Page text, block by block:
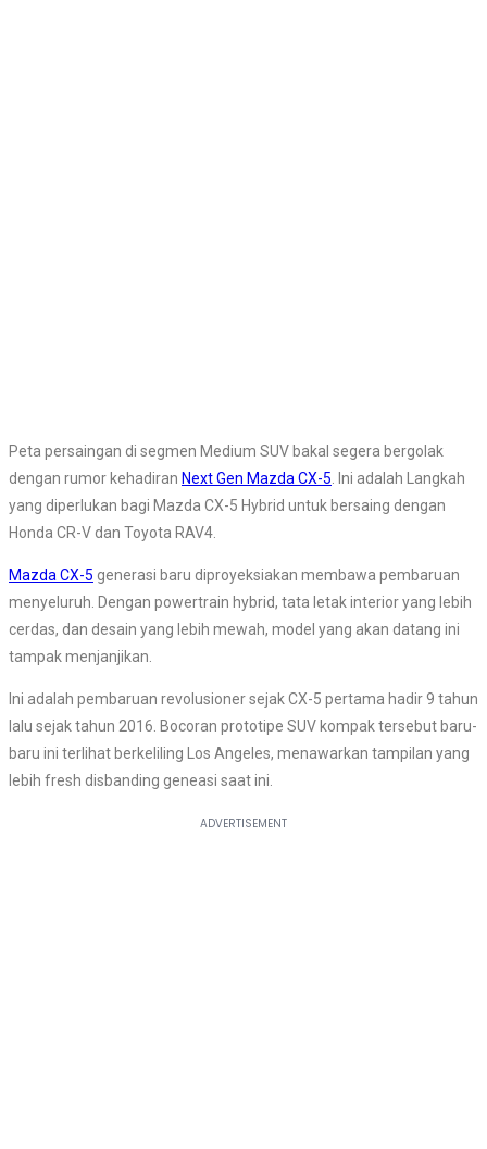
Peta persaingan di segmen Medium SUV bakal segera bergolak
dengan rumor kehadiran Next Gen Mazda CX-5. Ini adalah Langkah
yang diperlukan bagi Mazda CX-5 Hybrid untuk bersaing dengan
Honda CR-V dan Toyota RAV4.
Mazda CX-5 generasi baru diproyeksiakan membawa pembaruan
menyeluruh. Dengan powertrain hybrid, tata letak interior yang lebih
cerdas, dan desain yang lebih mewah, model yang akan datang ini
tampak menjanjikan.
Ini adalah pembaruan revolusioner sejak CX-5 pertama hadir 9 tahun
lalu sejak tahun 2016. Bocoran prototipe SUV kompak tersebut baru-
baru ini terlihat berkeliling Los Angeles, menawarkan tampilan yang
lebih fresh disbanding geneasi saat ini.